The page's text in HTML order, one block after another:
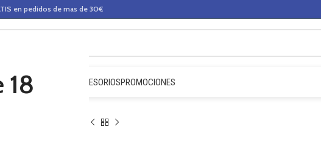
18
en pedidos de mas de 30€
ACCESORIOSPROMOCIONES